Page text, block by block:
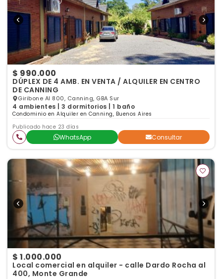
$ 990.000
DÚPLEX DE 4 AMB. EN VENTA / ALQUILER EN CENTRO
DE CANNING
Giribone Al 800, Canning, GBA Sur
4 ambientes | 3 dormitorios | 1 baño
Condominio en Alquiler en Canning, Buenos Aires
Publicado hace 23 días
WhatsApp Consultar
$ 1.000.000
Local comercial en alquiler - calle Dardo Rocha al
400, Monte Grande